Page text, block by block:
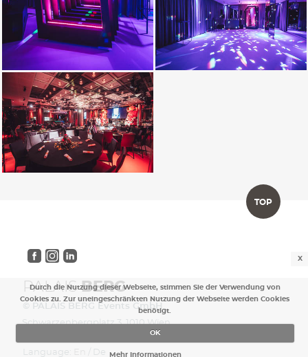
TOP
PALAIS BERG
© PALAIS BERG Events GmbH.
Schwarzenbergplatz 3, 1010 Wien
office@palaisberg.at | +43 (0) 664 315 10 52
Language: / De
Durch die Nutzung dieser Webseite, stimmen Sie der Verwendung von
Cookies zu. Zur uneingeschränkten Nutzung der Webseite werden Cookies
benötigt.
OK
Mehr Informationen
X